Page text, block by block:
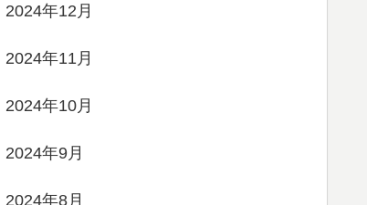
2024年12月
2024年11月
2024年10月
2024年9月
2024年8月